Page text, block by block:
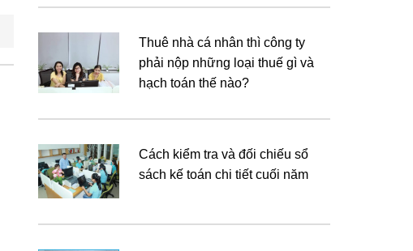
Thuê nhà cá nhân thì công ty
phải nộp những loại thuế gì và
hạch toán thế nào?
Cách kiểm tra và đối chiếu sổ
sách kế toán chi tiết cuối năm